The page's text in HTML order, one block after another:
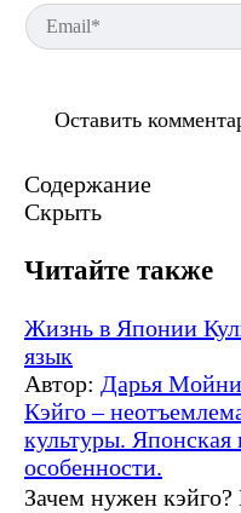
Содержание
Скрыть
Читайте также
Жизнь в Японии
язык
Автор: Дарья
Кэйго –
культуры. Японская
особенности.
Зачем нужен